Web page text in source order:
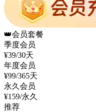
👑会员套餐
季度会员
¥39/30天
年度会员
¥99/365天
永久会员
¥159/永久
推荐